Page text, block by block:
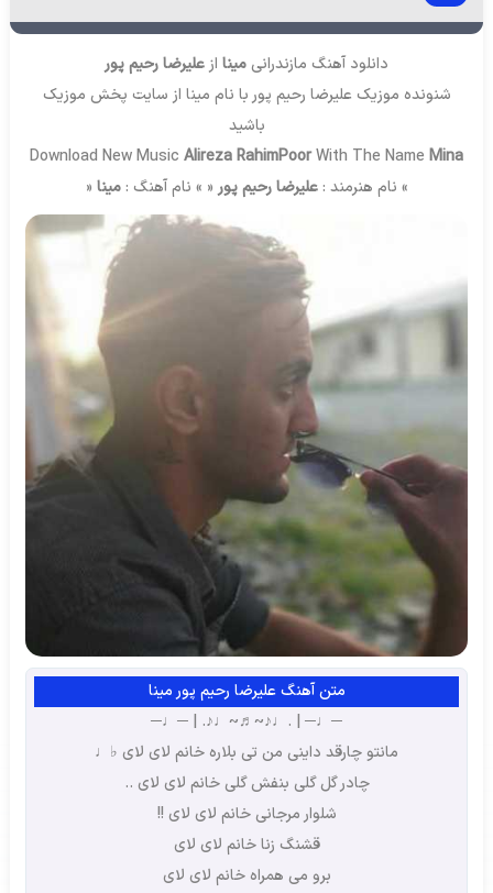
دانلود آهنگ مازندرانی مینا ازعلیرضا رحیم پور
شنونده موزیک علیرضا رحیم پور با نام مینا از سایت پخش موزیک
باشید
Download New Music Alireza RahimPoorWith The Name Mina
» نام هنرمند :علیرضا رحیم پور« » نام آهنگ :مینا «
متن آهنگ علیرضا رحیم پور مینا
─♩─ | .♩♪~♬~♩♪. | ─♩─
مانتو چارقد داینی من تی بلاره خانم لای لای ♭♩
چادر گل گلی بنفش گلی خانم لای لای ..
شلوار مرجانی خانم لای لای !!
قشنگ زنا خانم لای لای
برو می همراه خانم لای لای